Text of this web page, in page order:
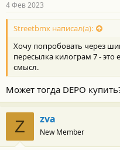
4 Фев 2023
Streetbmx написал(а):
Хочу попробовать через
пересылка килограм 7 -
смысл.
Может тогда DEPO
Z zva
New Member